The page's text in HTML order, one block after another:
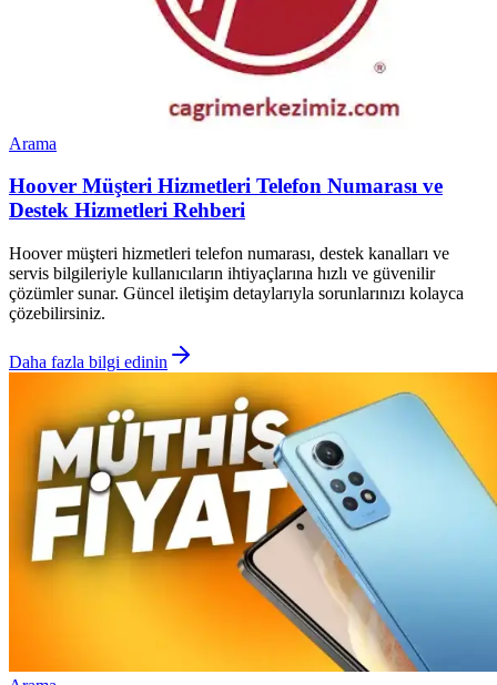
Arama
Hoover Müşteri Hizmetleri Telefon Numarası ve
Destek Hizmetleri Rehberi
Hoover müşteri hizmetleri telefon numarası, destek kanalları ve
servis bilgileriyle kullanıcıların ihtiyaçlarına hızlı ve güvenilir
çözümler sunar. Güncel iletişim detaylarıyla sorunlarınızı kolayca
çözebilirsiniz.
Daha fazla bilgi edinin